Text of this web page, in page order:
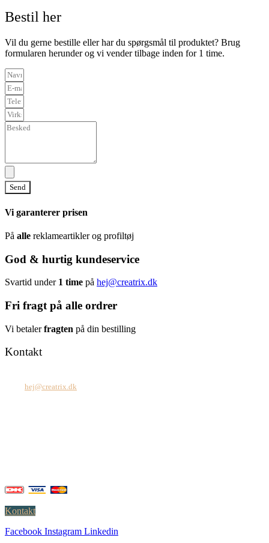
Bestil her
Vil du gerne bestille eller har du spørgsmål til produktet? Brug
formularen herunder og vi vender tilbage inden for 1 time.
Send
Vi garanterer prisen
På alle reklameartikler og profiltøj
God & hurtig kundeservice
Svartid under 1 time på hej@creatrix.dk
Fri fragt på alle ordrer
Vi betalerfragten på din bestilling
Kontakt
hej@creatrix.dk
Kontakt
Facebook Instagram Linkedin